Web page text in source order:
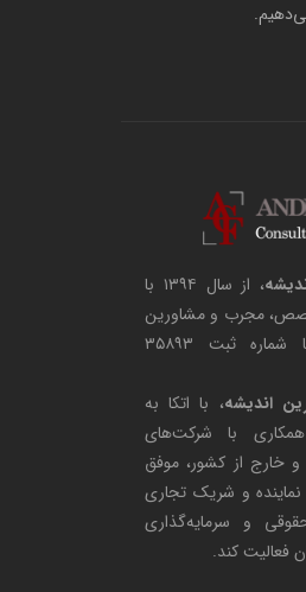
، از سال ۱۳۹۴ با
مجرب و مشاورین
زبده‌ی مالیاتی، با شماره ثبت ۳۵۸۹۳
اندیشه، با اتکا به
با شرکت‌های
و خارج از کشور، موفق
و شریک تجاری
و سرمایه‌گذاری
فعالیت کند.